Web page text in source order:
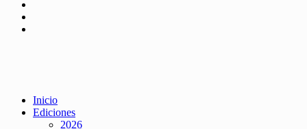
Inicio
Ediciones
2026